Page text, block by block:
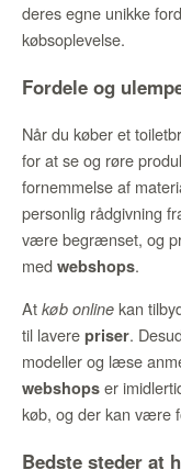
deres egne unikke
købsoplevelse.
Fordele og
Når du køber et
for at se og røre
fornemmelse af
personlig rådgivning
være begrænset, og
med webshops.
At køb online kan
til lavere priser.
modeller og læse
webshops er
køb, og der kan være
Bedste steder at